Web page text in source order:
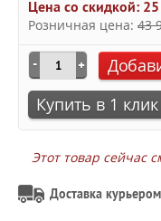
Цена со скидкой:
Розничная цена: 43
Купить в 1 клик
Этот товар сейчас
Доставка